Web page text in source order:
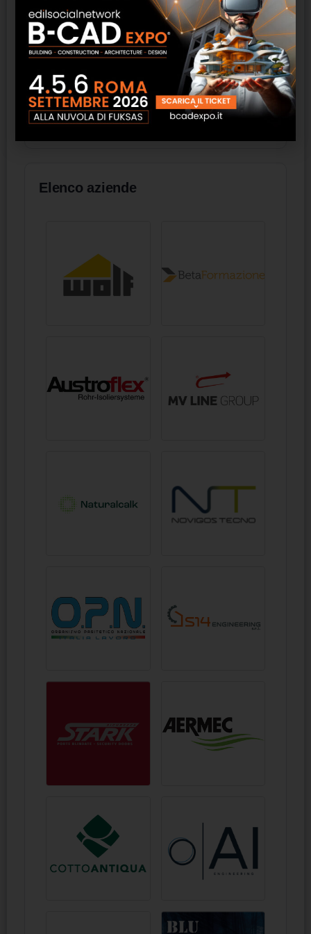
Solatube Solar Star Attic Fan
Luna Metal-Morphosis
Firestop - Cointec
Elenco aziende